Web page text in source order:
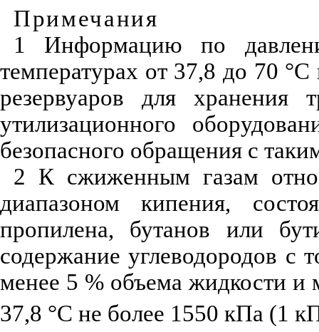
Примечания
1 Информацию по
температурах от 37,8 до 70
резервуаров для хранения
утилизационного
безопасного обращения с
2 К сжиженным газам
диапазоном кипения,
пропилена, бутанов или
содержание углеводородов с
менее 5 % объема жидкости и
37,8 °С не более 1550 кПа (1